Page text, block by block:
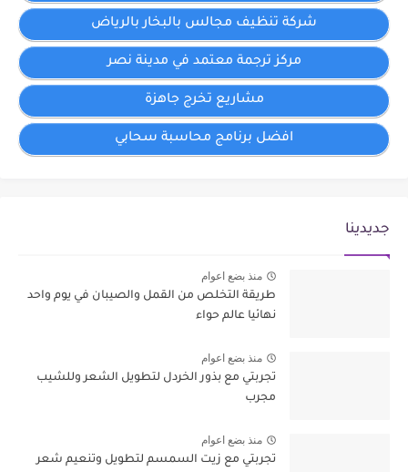
شركة تنظيف مجالس بالبخار بالرياض
مركز ترجمة معتمد في مدينة نصر
مشاريع تخرج جاهزة
افضل برنامج محاسبة سحابي
جديدينا
منذ بضع اعوام
طريقة التخلص من القمل والصيبان في يوم واحد
نهائيا عالم حواء
منذ بضع اعوام
تجربتي مع بذور الخردل لتطويل الشعر وللشيب
مجرب
منذ بضع اعوام
تجربتي مع زيت السمسم لتطويل وتنعيم شعر